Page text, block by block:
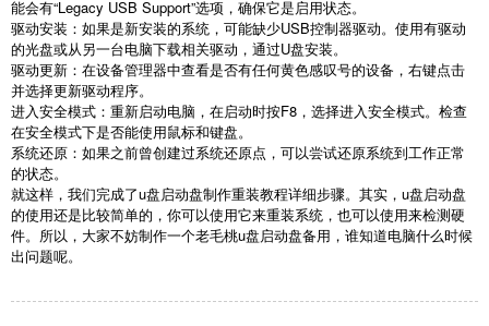
能会有“Legacy USB Support”选项，确保它是启用状态。
驱动安装：如果是新安装的系统，可能缺少USB控制器驱动。使用有驱动
的光盘或从另一台电脑下载相关驱动，通过U盘安装。
驱动更新：在设备管理器中查看是否有任何黄色感叹号的设备，右键点击
并选择更新驱动程序。
进入安全模式：重新启动电脑，在启动时按F8 ，选择进入安全模式。检查
在安全模式下是否能使用鼠标和键盘。
系统还原：如果之前曾创建过系统还原点，可以尝试还原系统到工作正常
的状态。
就这样，我们完成了u盘启动盘制作重装教程详细步骤。其实， u盘启动盘
的使用还是比较简单的，你可以使用它来重装系统，也可以使用来检测硬
件。所以，大家不妨制作一个老毛桃u盘启动盘备用，谁知道电脑什么时候
出问题呢。